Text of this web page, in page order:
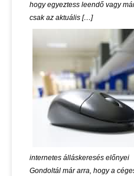
hogy egyeztess leendő vagy
csak az aktuális […]
internetes álláskeresés előnyei
Gondoltál már arra, hogy a